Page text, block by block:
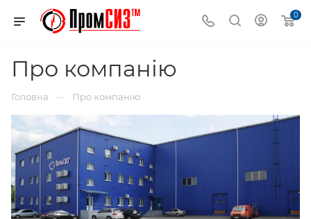
0
Про компанію
Головна — Про компанію